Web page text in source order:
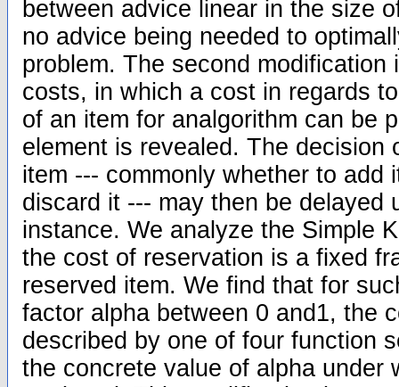
between advice linear in the size
no advice being needed to
problem. The second modification
costs, in which a cost in regards
of an item for analgorithm can be
element is revealed. The decision
item --- commonly whether to add
discard it --- may then be delayed
instance. We analyze the Simple
the cost of reservation is a fixed
reserved item. We find that for
factor alpha between 0 and1, the
described by one of four function
the concrete value of alpha under